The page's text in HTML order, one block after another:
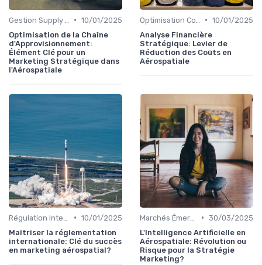
• 10/01/2025
Optimisation de la Chaîne
d'Approvisionnement:
Élément Clé pour un
Marketing Stratégique dans
l'Aérospatiale
• 10/01/2025
Analyse Financière
Stratégique: Levier de
Réduction des Coûts en
Aérospatiale
• 10/01/2025
Maîtriser la réglementation
internationale: Clé du succès
en marketing aérospatial?
• 30/03/2025
L'Intelligence Artificielle en
Aérospatiale: Révolution ou
Risque pour la Stratégie
Marketing?